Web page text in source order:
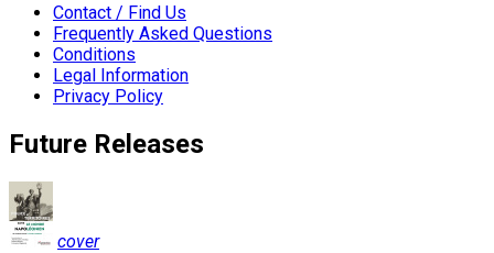
Contact / Find Us
Frequently Asked Questions
Conditions
Legal Information
Privacy Policy
Future Releases
cover